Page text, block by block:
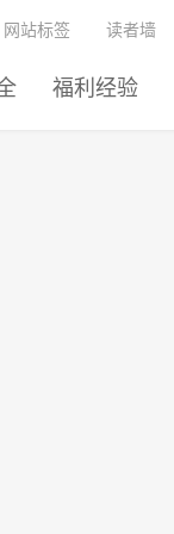
福利经验
网站标签 读者墙